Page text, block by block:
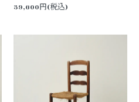
39,600円(税込)